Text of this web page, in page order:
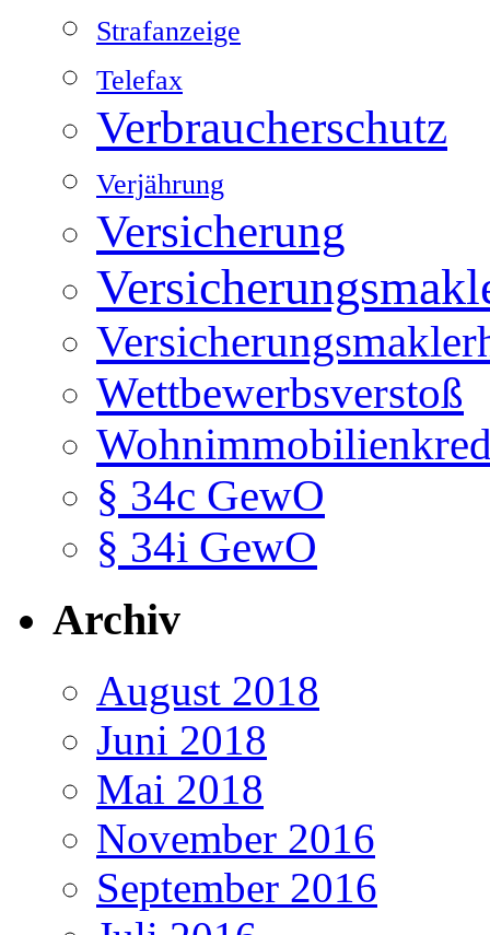
Strafanzeige
Telefax
Verbraucherschutz
Verjährung
Versicherung
Wettbewerbsverstoß
§ 34c GewO
§ 34i GewO
Archiv
August 2018
Juni 2018
Mai 2018
November 2016
September 2016